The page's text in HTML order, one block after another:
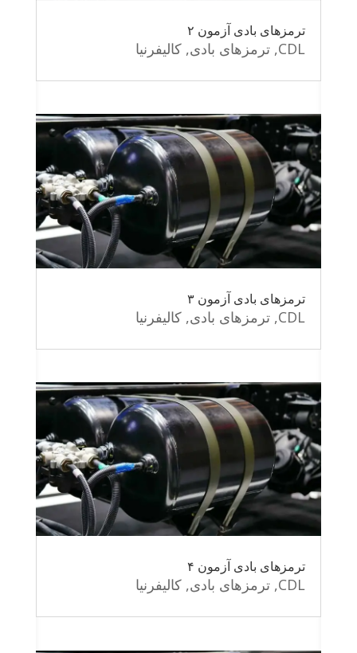
ترمزهای بادی آزمون ۲
CDL
, ترمزهای بادی, کالیفرنیا
ترمزهای بادی آزمون ۳
CDL
, ترمزهای بادی, کالیفرنیا
ترمزهای بادی آزمون ۴
CDL
, ترمزهای بادی, کالیفرنیا